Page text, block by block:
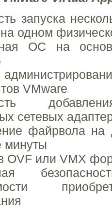
запуска
на одном
ОС на
VMware
сетевых
файрвола на
минуты
OVF или VMX